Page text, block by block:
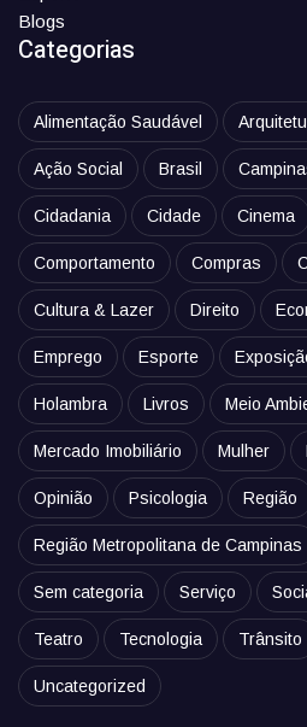
Blogs
Categorias
Alimentação Saudável
Ação Social Brasil
Cidadania Cidade Cinema
Comportamento Compras
Cultura & Lazer Direito
Emprego Esporte
Holambra Livros Meio
Mercado Imobiliário Mulher
Opinião Psicologia Região
Região Metropolitana de Campinas
Sem categoria Serviço
Teatro Tecnologia Trânsito
Uncategorized